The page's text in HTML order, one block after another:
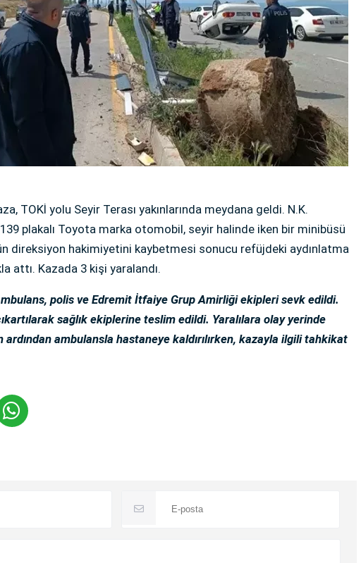
TOKİ yolu Seyir Terası yakınlarında meydana geldi. N.K.
plakalı Toyota marka otomobil, seyir halinde iken bir minibüsü
direksiyon hakimiyetini kaybetmesi sonucu refüjdeki aydınlatma
attı. Kazada 3 kişi yaralandı.
polis ve Edremit İtfaiye Grup Amirliği ekipleri sevk edildi.
sağlık ekiplerine teslim edildi. Yaralılara olay yerinde
ardından ambulansla hastaneye kaldırılırken, kazayla ilgili tahkikat